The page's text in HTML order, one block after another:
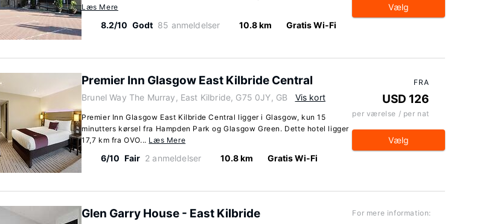
Læs Mere
8.2/10 Godt 85 anmeldelser 10.8 km Gratis Wi-Fi
Vælg
Premier Inn Glasgow East Kilbride Central
Brunel Way The Murray, East Kilbride, G75 0JY, GB Vis kort
Premier Inn Glasgow East Kilbride Central ligger i Glasgow, kun 15
minutters kørsel fra Hampden Park og Glasgow Green. Dette hotel ligger
17,7 km fra OVO... Læs Mere
6/10 Fair 2 anmeldelser 10.8 km Gratis Wi-Fi
FRA
USD 126
per værelse / per nat
Vælg
Glen Garry House - East Kilbride For mere information: